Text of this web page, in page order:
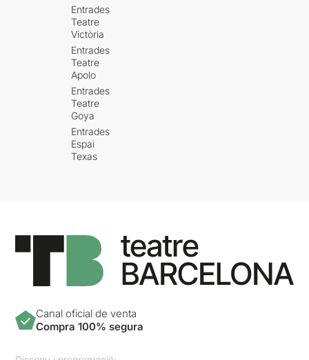
Entrades
Teatre
Victòria
Entrades
Teatre
Apolo
Entrades
Teatre
Goya
Entrades
Espai
Texas
Canal oficial de venta
Compra 100% segura